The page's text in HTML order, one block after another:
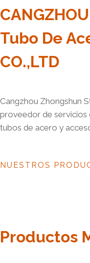
Tubo De
CO.,LTD
Cangzhou Zhongshun
proveedor de
tubos de acero y
NUESTROS
Productos